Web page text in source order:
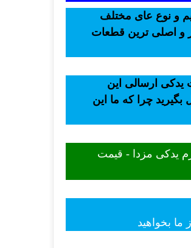
و نوع عای مختلف
و اصلی ترین قطعات
یدکی ارسالی این
چرا که ما این
یدکی مزدا - قیمت
ما بخواهید